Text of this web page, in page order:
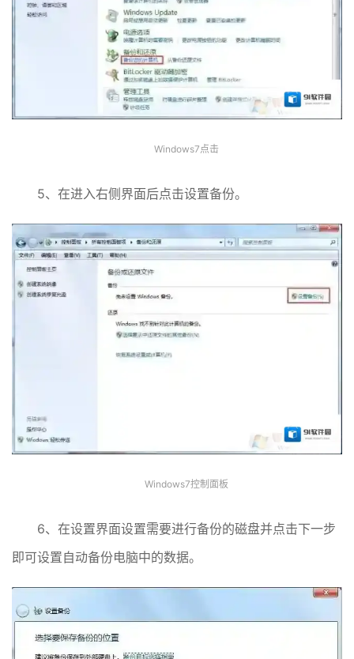
Windows7点击
5、在进入右侧界面后点击设置备份。
Windows7控制面板
6、在设置界面设置需要进行备份的磁盘并点击下一步
即可设置自动备份电脑中的数据。